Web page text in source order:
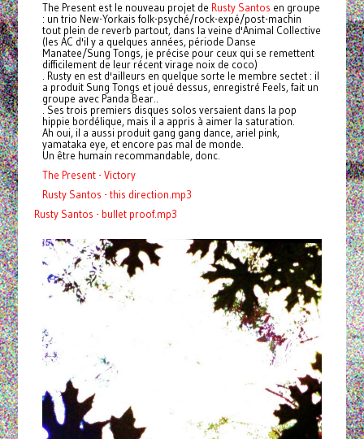
The Present est le nouveau projet de Rusty Santos en groupe
: un trio New-Yorkais folk-psyché/rock-expé/post-machin
tout plein de reverb partout, dans la veine d'Animal Collective
(les AC d'il y a quelques années, période Danse
Manatee/Sung Tongs, je précise pour ceux qui se remettent
difficilement de leur récent virage noix de coco)
. Rusty en est d'ailleurs en quelque sorte le membre sectet : il
a produit Sung Tongs et joué dessus, enregistré Feels, fait un
groupe avec Panda Bear..
. Ses trois premiers disques solos versaient dans la pop
hippie bordélique, mais il a appris à aimer la saturation.
Ah oui, il a aussi produit gang gang dance, ariel pink,
yamataka eye, et encore pas mal de monde.
Un être humain recommandable, donc.
The Present - Victory
Rusty Santos - this direction.mp3
Rusty Santos - bullet proof.mp3